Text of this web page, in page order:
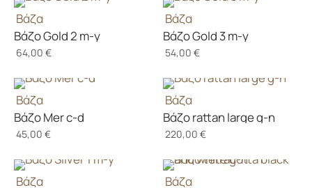
Βάζα
Βάζο Gold 2 m-y
64,00 €
Βάζα
Βάζο Gold 3 m-y
54,00 €
Βάζα
Βάζο Mer c-d
45,00 €
Βάζα
Βάζο rattan large g-n
220,00 €
Βάζα
Βάζα